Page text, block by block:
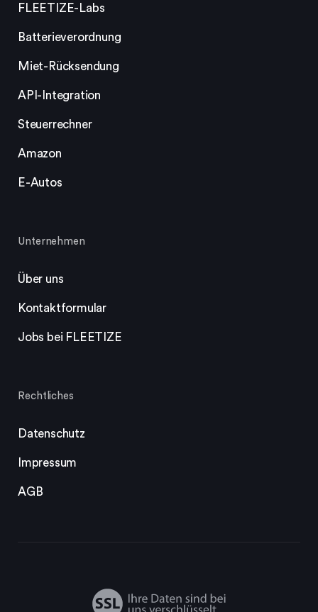
FLEETIZE-Labs
Batterieverordnung
Miet-Rücksendung
API-Integration
Steuerrechner
Amazon
E-Autos
Unternehmen
Über uns
Kontaktformular
Jobs bei FLEETIZE
Rechtliches
Datenschutz
Impressum
AGB